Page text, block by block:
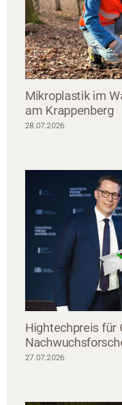
Mikroplastik im
am Krappenberg
28.07.2026
Hightechpreis für
27.07.2026